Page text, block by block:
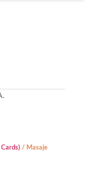
/ Masaje